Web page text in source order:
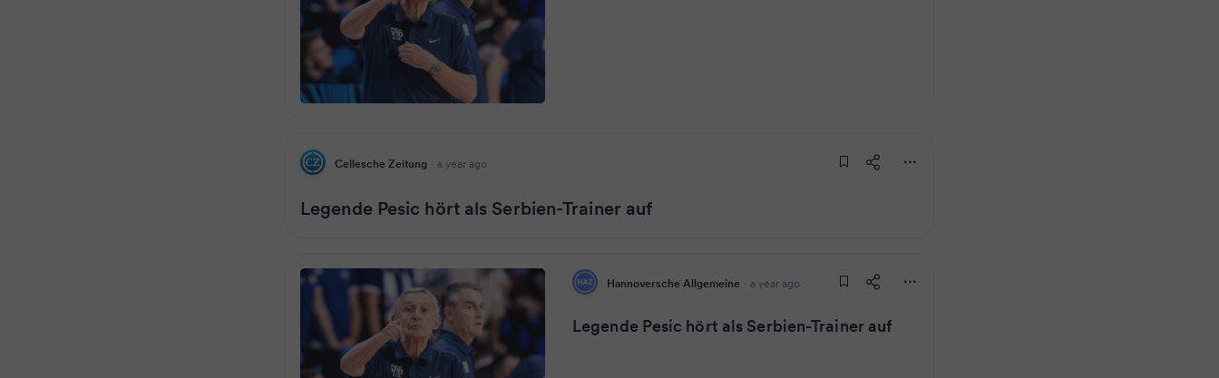
Cellesche Zeitung · a year ago
Legende Pesic hört als Serbien-Trainer auf
Hannoversche Allgemeine · a year ago
Legende Pesic hört als Serbien-Trainer auf